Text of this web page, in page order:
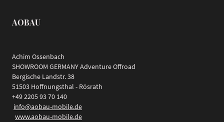
AOBAU
Achim Ossenbach
SHOWROOM GERMANY Adventure Offroad
Bergische Landstr. 38
51503 Hoffnungsthal - Rösrath
+49 2205 93 70 140
info@aobau-mobile.de
www.aobau-mobile.de